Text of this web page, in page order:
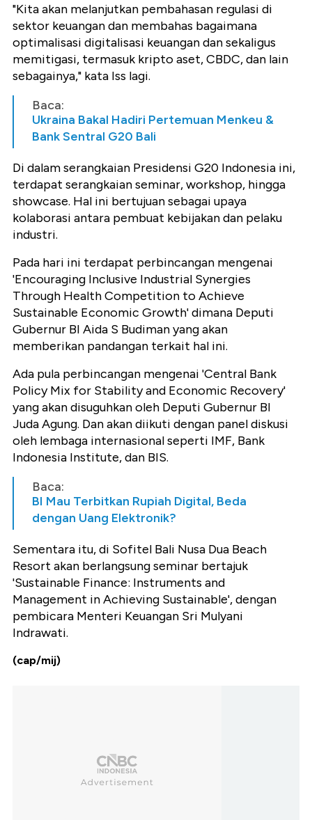
"Kita akan melanjutkan pembahasan regulasi di
sektor keuangan dan membahas bagaimana
optimalisasi digitalisasi keuangan dan sekaligus
memitigasi, termasuk kripto aset, CBDC, dan lain
sebagainya," kata Iss lagi.
Baca:
Ukraina Bakal Hadiri Pertemuan Menkeu &
Bank Sentral G20 Bali
Di dalam serangkaian Presidensi G20 Indonesia ini,
terdapat serangkaian seminar, workshop, hingga
showcase. Hal ini bertujuan sebagai upaya
kolaborasi antara pembuat kebijakan dan pelaku
industri.
Pada hari ini terdapat perbincangan mengenai
'Encouraging Inclusive Industrial Synergies
Through Health Competition to Achieve
Sustainable Economic Growth' dimana Deputi
Gubernur BI Aida S Budiman yang akan
memberikan pandangan terkait hal ini.
Ada pula perbincangan mengenai 'Central Bank
Policy Mix for Stability and Economic Recovery'
yang akan disuguhkan oleh Deputi Gubernur BI
Juda Agung. Dan akan diikuti dengan panel diskusi
oleh lembaga internasional seperti IMF, Bank
Indonesia Institute, dan BIS.
Baca:
BI Mau Terbitkan Rupiah Digital, Beda
dengan Uang Elektronik?
Sementara itu, di Sofitel Bali Nusa Dua Beach
Resort akan berlangsung seminar bertajuk
'Sustainable Finance: Instruments and
Management in Achieving Sustainable', dengan
pembicara Menteri Keuangan Sri Mulyani
Indrawati.
(cap/mij)